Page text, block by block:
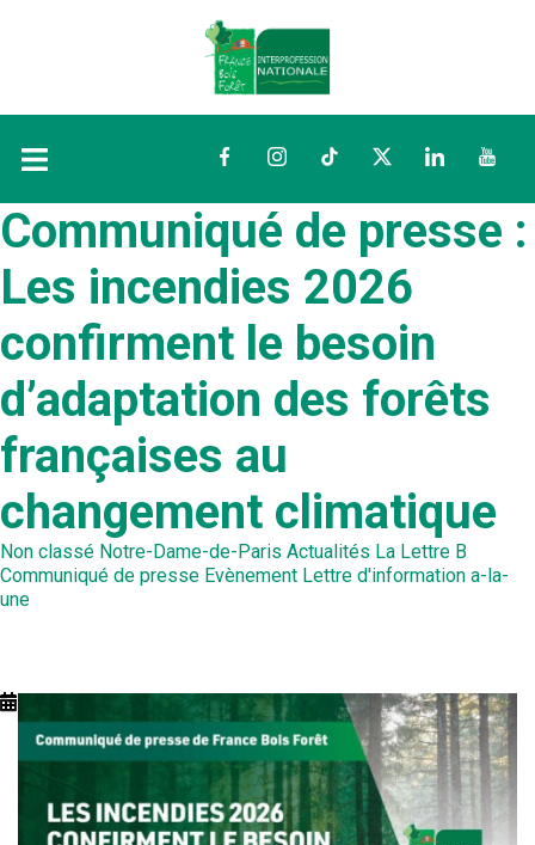
FacebookInstagramTikTokTwitterLinkedIn
Communiqué de presse :
Les incendies 2026
confirment le besoin
d’adaptation des forêts
françaises au
changement climatique
Non classé Notre-Dame-de-Paris Actualités La Lettre B
Communiqué de presse Evènement Lettre d'information a-la-
une